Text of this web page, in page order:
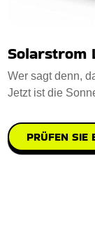
Solarstrom
Wer sagt denn,
Jetzt ist die
PRÜFEN SIE